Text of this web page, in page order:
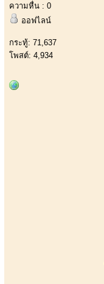
ความหื่น : 0
ออฟไลน์
กระทู้: 71,637
โพสต์: 4,934